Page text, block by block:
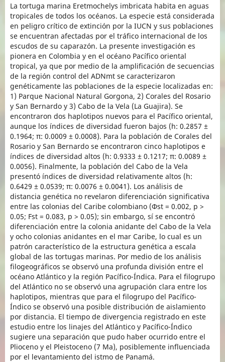
La tortuga marina Eretmochelys imbricata habita en aguas
tropicales de todos los océanos. La especie está considerada
en peligro crítico de extinción por la IUCN y sus poblaciones
se encuentran afectadas por el tráfico internacional de los
escudos de su caparazón. La presente investigación es
pionera en Colombia y en el océano Pacífico oriental
tropical, ya que por medio de la amplificación de secuencias
de la región control del ADNmt se caracterizaron
genéticamente las poblaciones de la especie localizadas en:
1) Parque Nacional Natural Gorgona, 2) Corales del Rosario
y San Bernardo y 3) Cabo de la Vela (La Guajira). Se
encontraron dos haplotipos nuevos para el Pacífico oriental,
aunque los índices de diversidad fueron bajos (h: 0.2857 ±
0.1964; π: 0.0009 ± 0.0008). Para la población de Corales del
Rosario y San Bernardo se encontraron cinco haplotipos e
índices de diversidad altos (h: 0.9333 ± 0.1217; π: 0.0089 ±
0.0056). Finalmente, la población del Cabo de la Vela
presentó índices de diversidad relativamente altos (h:
0.6429 ± 0.0539; π: 0.0076 ± 0.0041). Los análisis de
distancia genética no revelaron diferenciación significativa
entre las colonias del Caribe colombiano (Φst = 0.002, p >
0.05; Fst = 0.083, p > 0.05); sin embargo, sí se encontró
diferenciación entre la colonia anidante del Cabo de la Vela
y ocho colonias anidantes en el mar Caribe, lo cual es un
patrón característico de la estructura genética a escala
global de las tortugas marinas. Por medio de los análisis
filogeográficos se observó una profunda división entre el
océano Atlántico y la región Pacífico-Índica. Para el filogrupo
del Atlántico no se observó una agrupación clara entre los
haplotipos, mientras que para el filogrupo del Pacífico-
Índico se observó una posible distribución de aislamiento
por distancia. El tiempo de divergencia registrado en este
estudio entre los linajes del Atlántico y Pacífico-Índico
sugiere una separación que pudo haber ocurrido entre el
Plioceno y el Pleistoceno (7 Ma), posiblemente influenciada
por el levantamiento del istmo de Panamá.